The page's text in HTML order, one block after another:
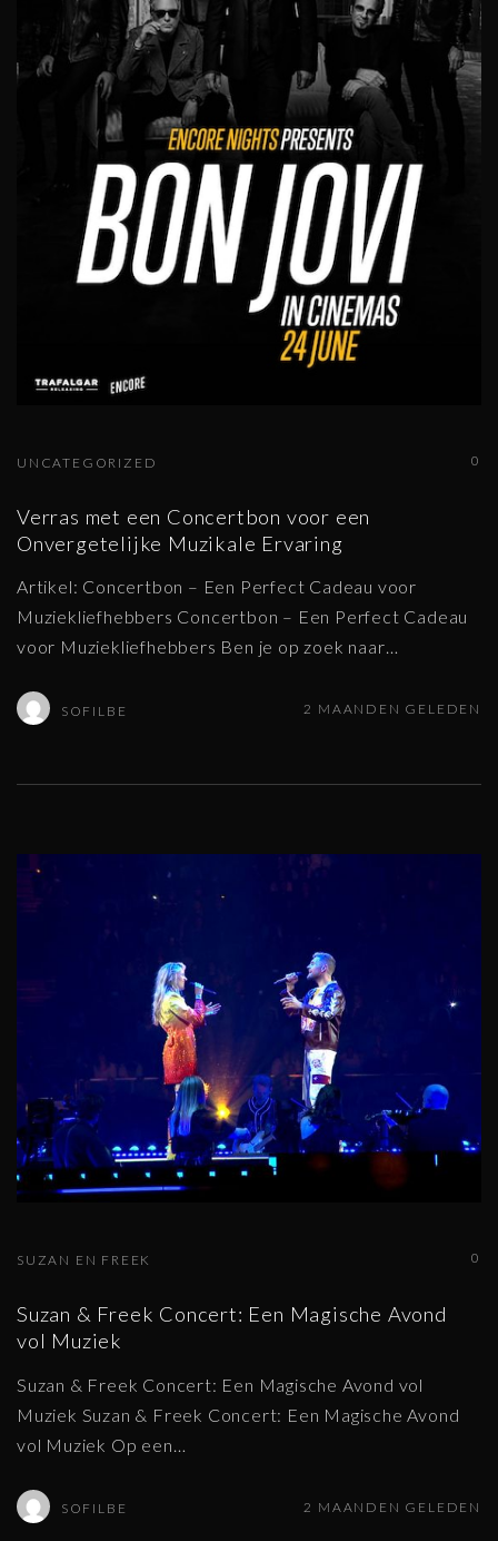
0
UNCATEGORIZED
Verras met een Concertbon voor een
Onvergetelijke Muzikale Ervaring
Artikel: Concertbon – Een Perfect Cadeau voor
Muziekliefhebbers Concertbon – Een Perfect Cadeau
voor Muziekliefhebbers Ben je op zoek naar…
SOFILBE 2 MAANDEN GELEDEN
0
SUZAN EN FREEK
Suzan & Freek Concert: Een Magische Avond
vol Muziek
Suzan & Freek Concert: Een Magische Avond vol
Muziek Suzan & Freek Concert: Een Magische Avond
vol Muziek Op een
SOFILBE 2 MAANDEN GELEDEN